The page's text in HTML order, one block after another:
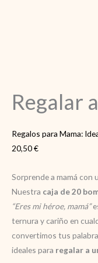
Regalar
Regalos para Mama:
20,50€
Sorprende a mamá con
Nuestra caja de 20
“Eres mi héroe, mamá”
ternura y cariño en
convertimos tus
ideales para regalar a